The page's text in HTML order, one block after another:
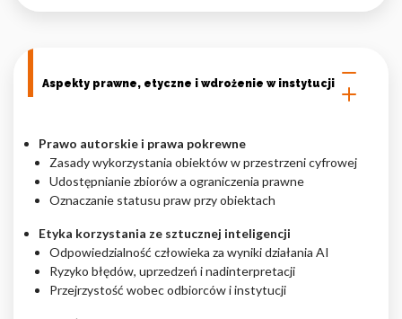
Aspekty prawne, etyczne i wdrożenie w instytucji
Prawo autorskie i prawa pokrewne
Zasady wykorzystania obiektów w przestrzeni cyfrowej
Udostępnianie zbiorów a ograniczenia prawne
Oznaczanie statusu praw przy obiektach
Etyka korzystania ze sztucznej inteligencji
Odpowiedzialność człowieka za wyniki działania AI
Ryzyko błędów, uprzedzeń i nadinterpretacji
Przejrzystość wobec odbiorców i instytucji